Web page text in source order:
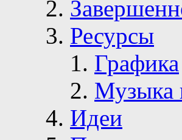
Ресурсы
Графика
Музыка
Идеи